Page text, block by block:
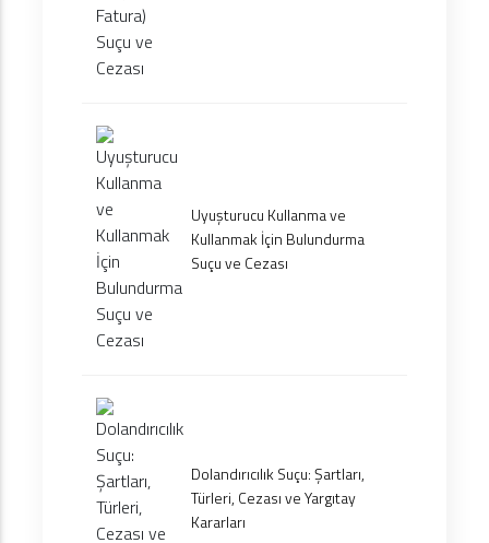
Uyuşturucu Kullanma ve
Kullanmak İçin Bulundurma
Suçu ve Cezası
Dolandırıcılık Suçu: Şartları,
Türleri, Cezası ve Yargıtay
Kararları